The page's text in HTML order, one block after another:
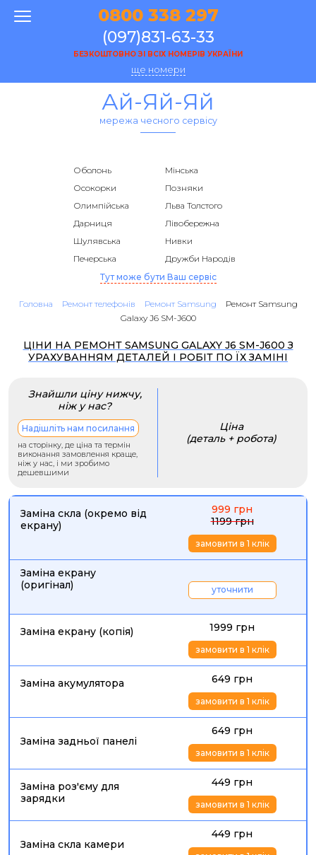
0800 338 297
(097)831-63-33
БЕЗКОШТОВНО ЗІ ВСІХ НОМЕРІВ УКРАЇНИ
ще номери
Ай-Яй-Яй
мережа чесного сервісу
Оболонь
Мінська
Осокорки
Позняки
Олимпійська
Льва Толстого
Дарниця
Лівобережна
Шулявська
Нивки
Печерська
Дружби Народів
Тут може бути Ваш сервіс
Головна Ремонт телефонів Ремонт Samsung
Ремонт Samsung
Galaxy J6 SM-J600
ЦІНИ НА РЕМОНТ SAMSUNG GALAXY J6 SM-J600 З
УРАХУВАННЯМ ДЕТАЛЕЙ І РОБІТ ПО ЇХ ЗАМІНІ
Знайшли ціну нижчу,
ніж у нас?
Надішліть нам посилання
на сторінку, де ціна та термін
виконання замовлення краще,
ніж у нас, і ми зробимо
дешевшими
Ціна
(деталь + робота)
Заміна скла (окремо від
екрану)
999 грн
1199 грн
замовити в 1 клік
Заміна екрану
(оригінал)
уточнити
Заміна екрану (копія) 1999 грн
замовити в 1 клік
Заміна акумулятора 649 грн
замовити в 1 клік
Заміна задньої панелі
649 грн
замовити в 1 клік
Заміна роз'єму для
зарядки
449 грн
замовити в 1 клік
Заміна скла камери
449 грн